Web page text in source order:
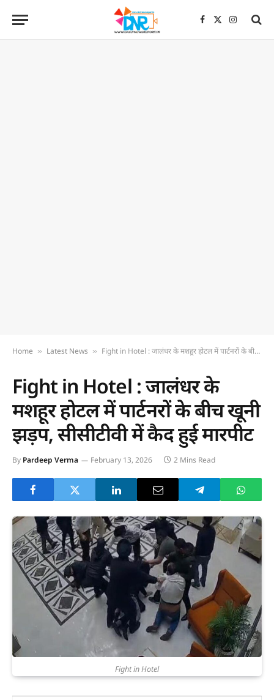
Facebook
X
Home » Latest News » Fight in Hotel : जालंधर के मशहूर होटल में पार्टनरों के बीच खूनी झड़प, सीसीटीवी में कैद हुई मारपीट
Fight in Hotel : जालंधर के
मशहूर होटल में पार्टनरों के बीच खूनी
झड़प, सीसीटीवी में कैद हुई मारपीट
By Pardeep Verma February 13, 2026 2 Mins Read
Fight in Hotel